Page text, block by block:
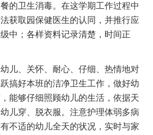
的卫生消毒。在这学期工作过程中
获取园保健医生的认同，并推行应
中；各样资料记录清楚，时间正
儿、关怀、耐心、仔细、热情地对
搞好本班的洁净卫生工作，做好幼
能够仔细照顾幼儿的生活，依据天
儿穿、脱衣服。注意护理体弱多病
不适的幼儿全天的状况，实时与家